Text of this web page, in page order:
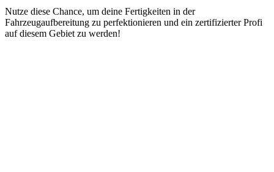
Nutze diese Chance, um deine Fertigkeiten in der
Fahrzeugaufbereitung zu perfektionieren und ein zertifizierter Profi
auf diesem Gebiet zu werden!